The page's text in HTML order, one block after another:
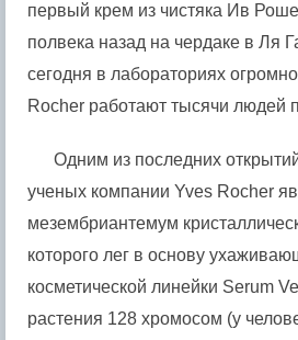
первый крем из чистяка Ив
полвека назад на чердаке в Ля
сегодня в лабораториях
Rocher работают тысячи людей
Одним из последних
ученых компании Yves Rocher
мезембриантемум
которого лег в основу
косметической линейки Serum
растения 128 хромосом (у